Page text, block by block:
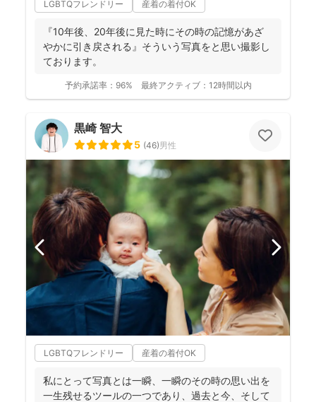
LGBTQフレンドリー 産着の着付OK
『10年後、20年後に見た時にその時の記憶があざ
やかに引き戻される』そういう写真をと思い撮影し
ております。
予約承諾率： 96% 最終アクティブ： 12時間以内
黒崎 智大
5 (46)男性
LGBTQフレンドリー 産着の着付OK
私にとって写真とは一瞬、一瞬のその時の思い出を
一生残せるツールの一つであり、過去と今、そして